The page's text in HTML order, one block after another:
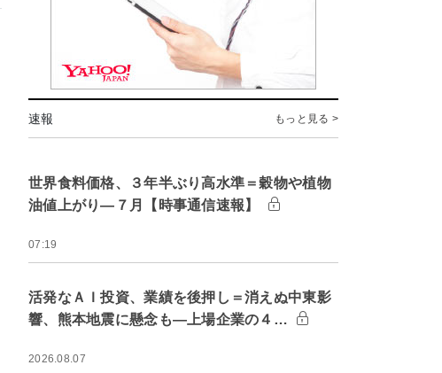
速報 もっと見る >
世界食料価格、３年半ぶり高水準＝穀物や植物
油値上がり―７月【時事通信速報】
07:19
活発なＡＩ投資、業績を後押し＝消えぬ中東影
響、熊本地震に懸念も―上場企業の４…
2026.08.07